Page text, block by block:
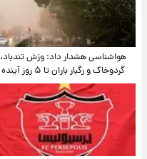
هواشناسی هشدار داد: وزش تندباد،
گردوخاک و رگبار باران تا ۵ روز آینده